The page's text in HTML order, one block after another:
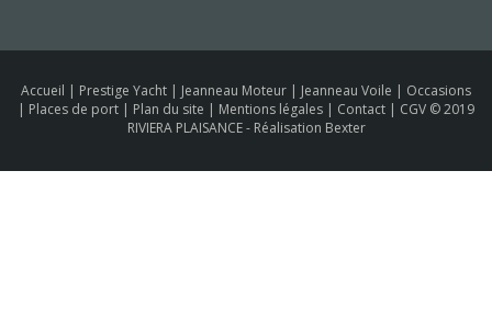
Accueil | Prestige Yacht | Jeanneau Moteur | Jeanneau Voile | Occasions
| Places de port | Plan du site | Mentions légales | Contact | CGV © 2019
RIVIERA PLAISANCE - Réalisation Bexter